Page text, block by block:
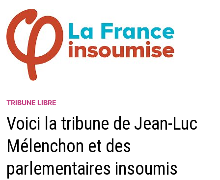
TRIBUNE LIBRE
Voici la tribune de Jean-Luc
Mélenchon et des
parlementaires insoumis